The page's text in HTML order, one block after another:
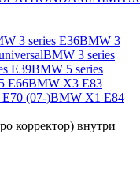
3 series E36BMW 3
BMW 3 series
E39BMW 5 series
E66BMW X3 E83
(07-)BMW X1 E84
корректор) внутри